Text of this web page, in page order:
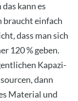
kann es
braucht ein­fach
dass man sich
120 % geben.
Kapa­zi­
dann
Mate­ri­al und